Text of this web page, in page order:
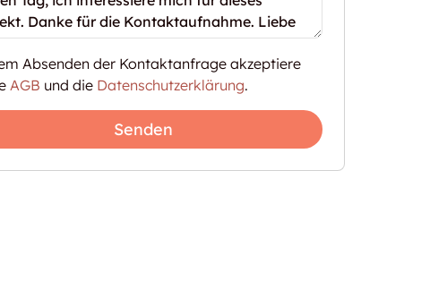
Neumarkt"
"Grosszügige Lagerfläche im pulsierenden
Absenden der Kontaktanfrage akzeptiere
AGB und die Datenschutzerklärung.
Senden